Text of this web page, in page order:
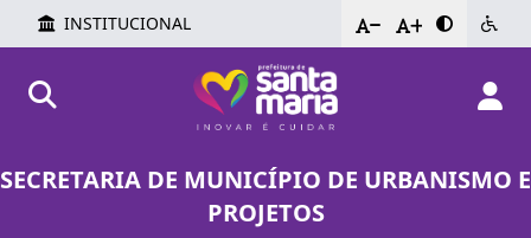
INSTITUCIONAL - +
SECRETARIA DE MUNICÍPIO DE URBANISMO E
PROJETOS